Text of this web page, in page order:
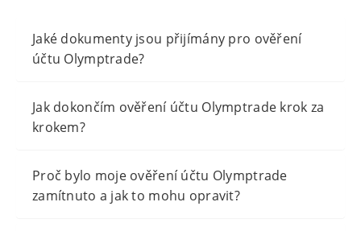
Jaké dokumenty jsou přijímány pro ověření
účtu Olymptrade?
Jak dokončím ověření účtu Olymptrade krok za
krokem?
Proč bylo moje ověření účtu Olymptrade
zamítnuto a jak to mohu opravit?